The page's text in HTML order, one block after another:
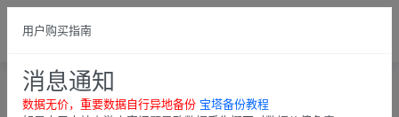
总览
购物车
用户购买指南
消息通知
数据无价，重要数据自行异地备份 宝塔备份教程